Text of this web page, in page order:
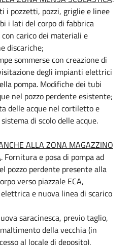
i pozzetti, pozzi, griglie e linee
i lati del corpo di fabbrica
carico dei materiali e
discariche;
sommerse con creazione di
degli impianti elettrici
pompa. Modifiche dei tubi
nel pozzo perdente esistente;
delle acque nel cortiletto e
di scolo delle acque.
ALLA ZONA MAGAZZINO
. Fornitura e posa di pompa ad
pozzo perdente presente alla
verso piazzale ECA,
e nuova linea di scarico
saracinesca, previo taglio,
della vecchia (in
al locale di deposito).